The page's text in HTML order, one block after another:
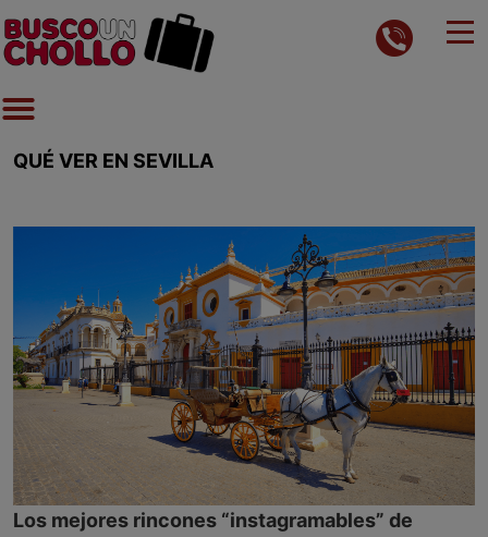
QUÉ VER EN SEVILLA
Los mejores rincones “instagramables” de